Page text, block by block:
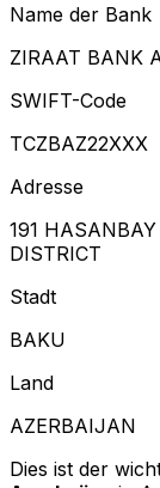
Name der Bank
ZIRAAT BANK
SWIFT-Code
TCZBAZ22XXX
Adresse
191
DISTRICT
Stadt
BAKU
Land
AZERBAIJAN
Dies ist der